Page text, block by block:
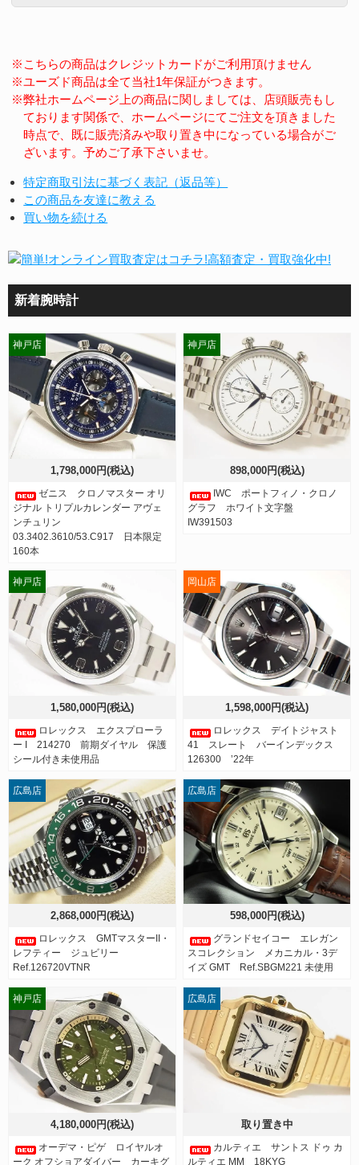
※こちらの商品はクレジットカードがご利用頂けません
※ユーズド商品は全て当社1年保証がつきます。
※弊社ホームページ上の商品に関しましては、店頭販売もし
ております関係で、ホームページにてご注文を頂きました
時点で、既に販売済みや取り置き中になっている場合がご
ざいます。予めご了承下さいませ。
特定商取引法に基づく表記（返品等）
この商品を友達に教える
買い物を続ける
新着腕時計
1,798,000円(税込)
ゼニス クロノマスター オリ
ジナル トリプルカレンダー アヴェ
ンチュリン
03.3402.3610/53.C917 日本限定
160本
神戸店
898,000円(税込)
IWC ポートフィノ・クロノ
グラフ ホワイト文字盤
IW391503
神戸店
1,580,000円(税込)
ロレックス エクスプローラ
ー I 214270 前期ダイヤル 保護
シール付き未使用品
神戸店
1,598,000円(税込)
ロレックス デイトジャスト
41 スレート バーインデックス
126300 ’22年
岡山店
2,868,000円(税込)
ロレックス GMTマスターII・
レフティー ジュビリー
Ref.126720VTNR
広島店
598,000円(税込)
グランドセイコー エレガン
スコレクション メカニカル・3デ
イズ GMT Ref.SBGM221 未使用
広島店
4,180,000円(税込)
オーデマ・ピゲ ロイヤルオ
ーク オフショアダイバー カーキグ
神戸店
取り置き中
カルティエ サントス ドゥ カ
ルティエ MM 18KYG
広島店